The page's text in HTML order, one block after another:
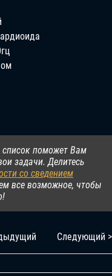
поможет Вам
задачи. Делитесь
со сведением
все возможное, чтобы
Следующий >